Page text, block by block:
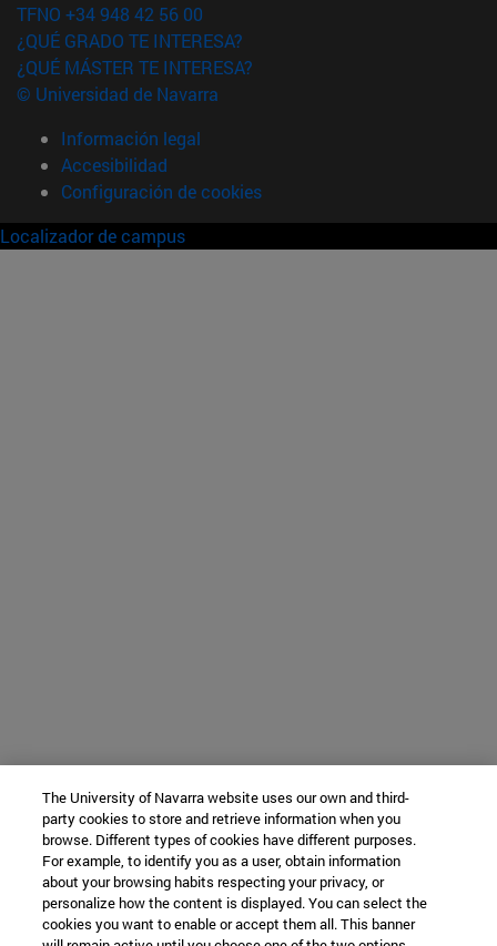
TFNO +34 948 42 56 00
¿QUÉ GRADO TE INTERESA?
¿QUÉ MÁSTER TE INTERESA?
© Universidad de Navarra
Información legal
Accesibilidad
Configuración de cookies
Localizador de campus
The University of Navarra website uses our own and third-
party cookies to store and retrieve information when you
browse. Different types of cookies have different purposes.
For example, to identify you as a user, obtain information
about your browsing habits respecting your privacy, or
personalize how the content is displayed. You can select the
cookies you want to enable or accept them all. This banner